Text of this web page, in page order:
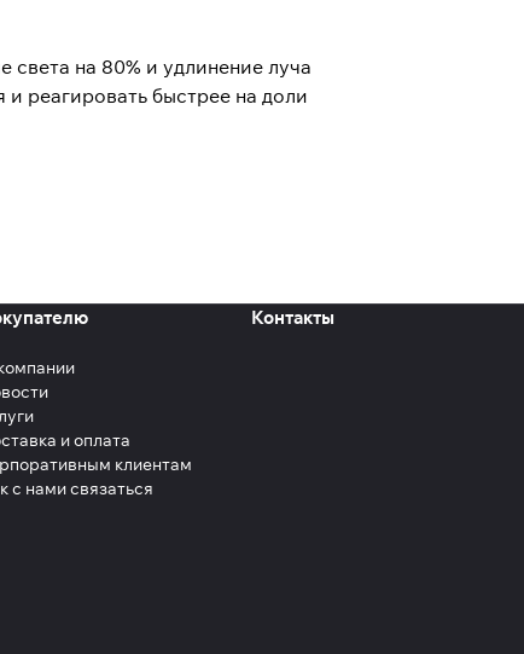
на 80% и удлинение луча
реагировать быстрее на доли
и оплата
клиентам
с нами связаться
Контакты